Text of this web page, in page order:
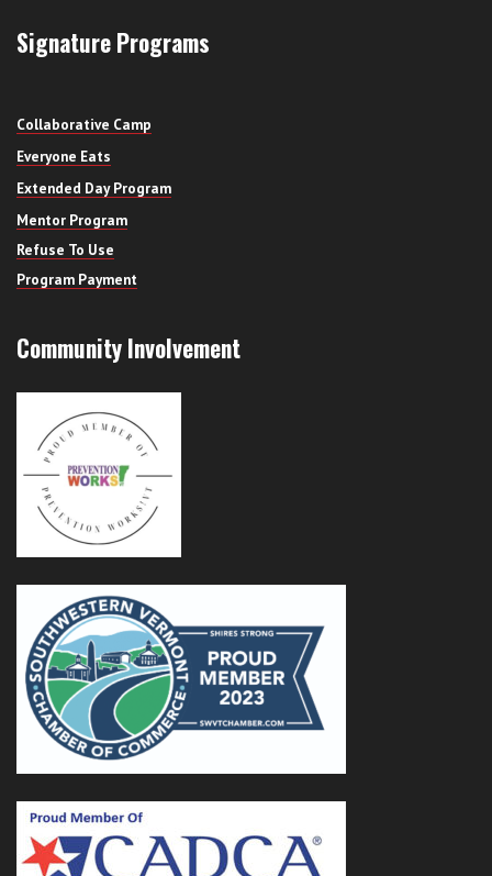
Signature Programs
Collaborative Camp
Everyone Eats
Extended Day Program
Mentor Program
Refuse To Use
Program Payment
Community Involvement